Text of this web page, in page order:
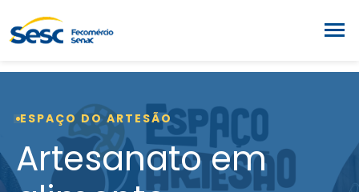
ESPAÇO DO ARTESÃO
Artesanato em